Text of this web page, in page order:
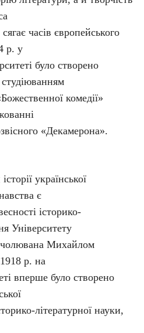
часів європейського
р. у
було створено
комедії»
«Декамерона».
української
є
історико-
Університету
Михайлом
р. на
вперше було створено
літературної науки,